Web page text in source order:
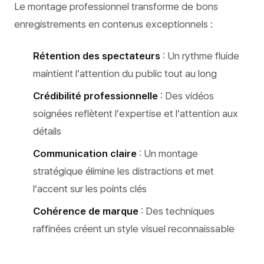
Le montage professionnel transforme de bons
enregistrements en contenus exceptionnels :
Rétention des spectateurs : Un rythme fluide
maintient l’attention du public tout au long
Crédibilité professionnelle : Des vidéos
soignées reflètent l’expertise et l’attention aux
détails
Communication claire : Un montage
stratégique élimine les distractions et met
l’accent sur les points clés
Cohérence de marque : Des techniques
raffinées créent un style visuel reconnaissable